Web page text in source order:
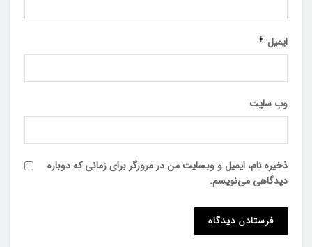
ایمیل *
وب‌ سایت
ذخیره نام، ایمیل و وبسایت من در مرورگر برای زمانی که دوباره
دیدگاهی می‌نویسم.